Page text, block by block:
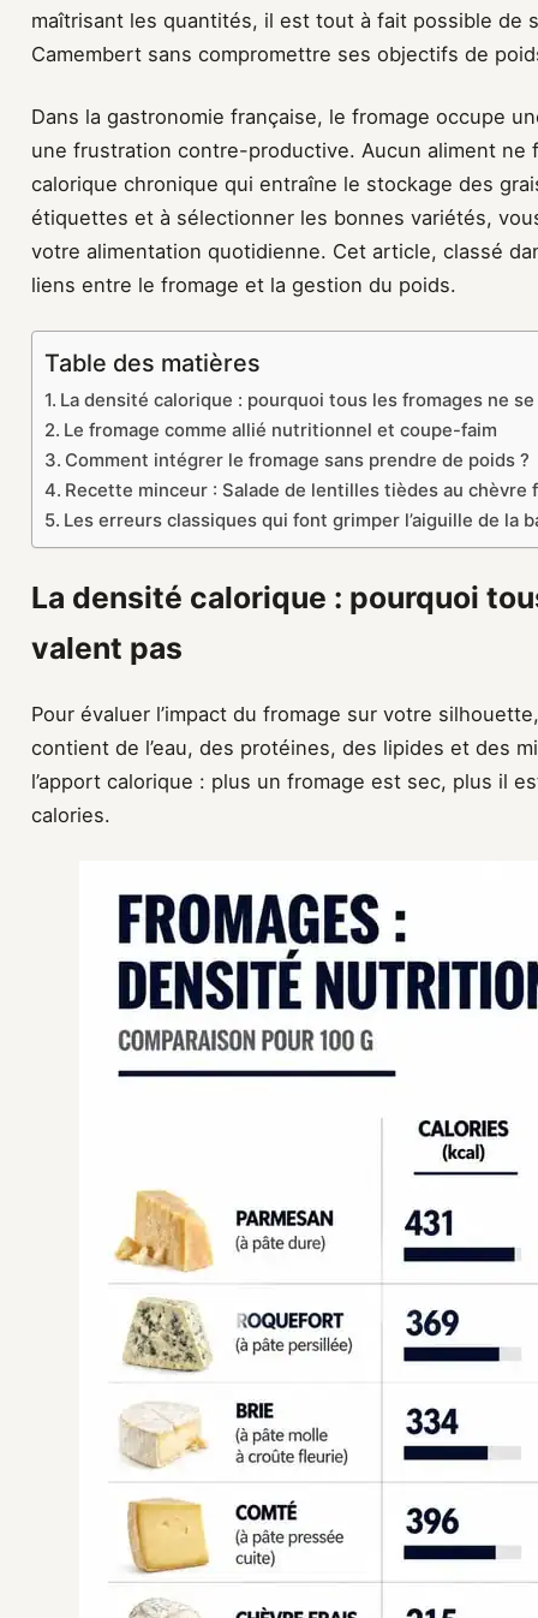
maîtrisant les quantités, il est tout à fait possible de
Camembert sans compromettre ses objectifs de
Dans la gastronomie française, le fromage occupe
une frustration contre-productive. Aucun aliment ne
calorique chronique qui entraîne le stockage des
étiquettes et à sélectionner les bonnes variétés,
votre alimentation quotidienne. Cet article, classé
liens entre le fromage et la gestion du poids.
Table des matières
La densité calorique : pourquoi tous les fromages ne
Le fromage comme allié nutritionnel et coupe-faim
Comment intégrer le fromage sans prendre de poids ?
Recette minceur : Salade de lentilles tièdes au chèvre
Les erreurs classiques qui font grimper l’aiguille de la
La densité calorique : pourquoi
valent pas
Pour évaluer l’impact du fromage sur votre
contient de l’eau, des protéines, des lipides et des
l’apport calorique : plus un fromage est sec, plus il
calories.